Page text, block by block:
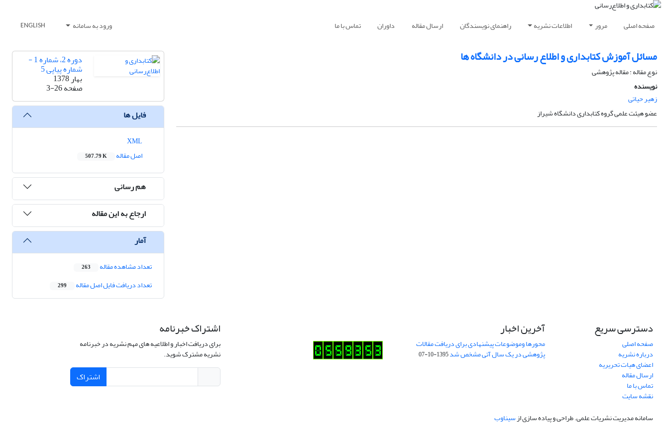
صفحه اصلی مرور اطلاعات نشریه راهنمای نویسندگان ارسال مقاله داوران تماس با ما ورود به سامانه ENGLISH
مسائل آموزش کتابداری و اطلاع رسانی در دانشگاه ها
نوع مقاله : مقاله پژوهشی
نویسنده
زهیر حیاتی
عضو هیئت علمی گروه کتابداری دانشگاه شیراز
دوره 2، شماره 1 -
شماره پیاپی 5
بهار 1378
صفحه3-26
فایل ها
اصل مقاله
507.79 K
هم رسانی
ارجاع به این مقاله
آمار
تعداد مشاهده مقاله 263
تعداد دریافت فایل اصل مقاله 299
دسترسی سریع
صفحه اصلی
درباره نشریه
اعضای هیات تحریریه
ارسال مقاله
تماس با ما
نقشه سایت
آخرین اخبار
محورها وموضوعات پیشنهادی برای دریافت مقالات
پژوهشی در یک سال آتی مشخص شد1395-10-07
اشتراک خبرنامه
برای دریافت اخبار و اطلاعیه های مهم نشریه در خبرنامه
نشریه مشترک شوید.
اشتراک
سامانه مدیریت نشریات علمی.طراحی و پیاده سازی ازسیناوب